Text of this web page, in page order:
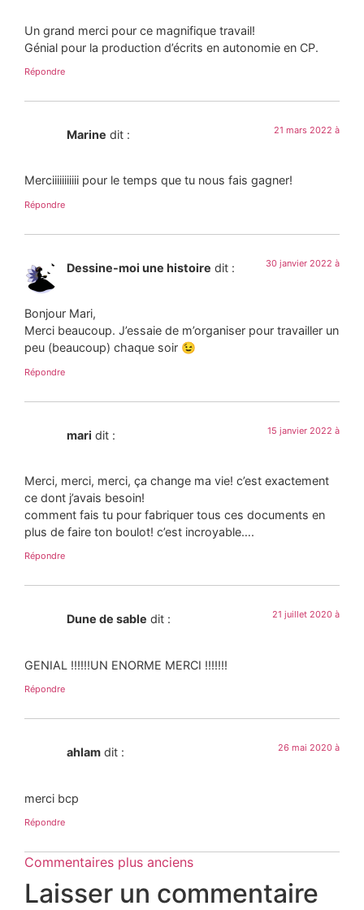
Un grand merci pour ce magnifique travail!
Génial pour la production d’écrits en autonomie en CP.
Répondre
Marine dit : 21 mars 2022 à
Merciiiiiiiiiii pour le temps que tu nous fais gagner!
Répondre
Dessine-moi une histoire dit : 30 janvier 2022 à
Bonjour Mari,
Merci beaucoup. J’essaie de m’organiser pour travailler un
peu (beaucoup) chaque soir 😉
Répondre
mari dit : 15 janvier 2022 à
Merci, merci, merci, ça change ma vie! c’est exactement
ce dont j’avais besoin!
comment fais tu pour fabriquer tous ces documents en
plus de faire ton boulot! c’est incroyable….
Répondre
Dune de sable dit : 21 juillet 2020 à
GENIAL !!!!!!UN ENORME MERCI !!!!!!!
Répondre
ahlam dit : 26 mai 2020 à
merci bcp
Répondre
Commentaires plus anciens
Laisser un commentaire